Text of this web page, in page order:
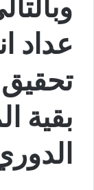
عداد
تحقيق
بقية